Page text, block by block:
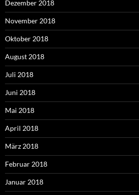
Dezember 2018
November 2018
Oktober 2018
August 2018
Juli 2018
Juni 2018
Mai 2018
April 2018
März 2018
Februar 2018
Januar 2018